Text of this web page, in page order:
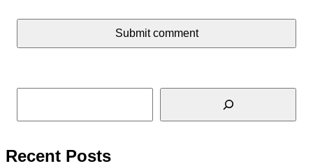
Submit comment
Tìm kiếm
Recent Posts